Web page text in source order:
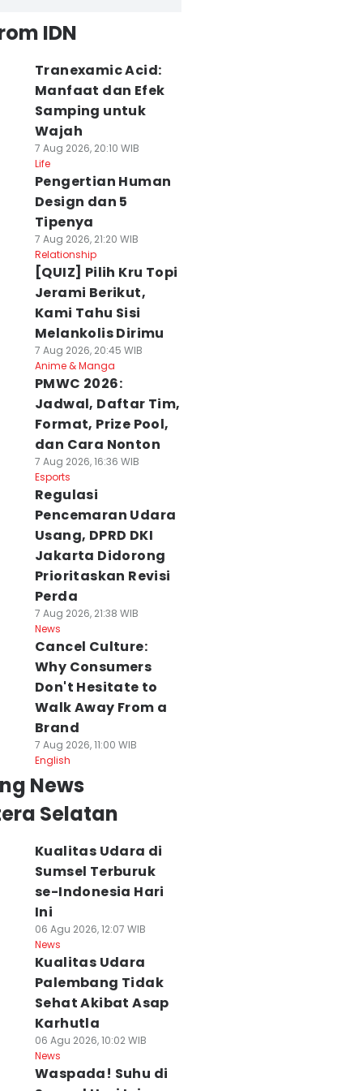
IDN
Tranexamic Acid:
Manfaat dan Efek
Samping untuk
Wajah
7 Aug 2026, 20:10 WIB
Life
Pengertian Human
Design dan 5
Tipenya
7 Aug 2026, 21:20 WIB
Relationship
[QUIZ] Pilih Kru Topi
Jerami Berikut,
Kami Tahu Sisi
Melankolis Dirimu
7 Aug 2026, 20:45 WIB
Anime & Manga
PMWC 2026:
Jadwal, Daftar Tim,
Format, Prize Pool,
dan Cara Nonton
7 Aug 2026, 16:36 WIB
Esports
Regulasi
Pencemaran Udara
Usang, DPRD DKI
Jakarta Didorong
Prioritaskan Revisi
Perda
7 Aug 2026, 21:38 WIB
News
Cancel Culture:
Why Consumers
Don't Hesitate to
Walk Away From a
Brand
7 Aug 2026, 11:00 WIB
English
News
Selatan
Kualitas Udara di
Sumsel Terburuk
se-Indonesia Hari
Ini
06 Agu 2026, 12:07 WIB
News
Kualitas Udara
Palembang Tidak
Sehat Akibat Asap
Karhutla
06 Agu 2026, 10:02 WIB
News
Waspada! Suhu di